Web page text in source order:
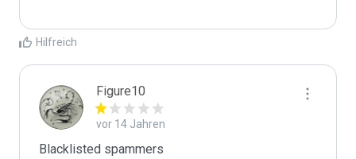
Hilfreich
Figure10
vor 14 Jahren
Blacklisted spammers